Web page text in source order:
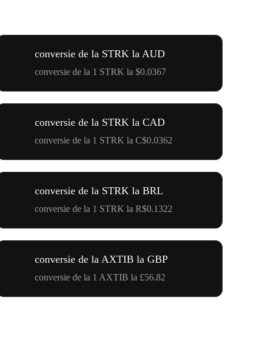
conversie de la STRK la AUD
conversie de la 1 STRK la $0.0367
conversie de la STRK la CAD
conversie de la 1 STRK la C$0.0362
conversie de la STRK la BRL
conversie de la 1 STRK la R$0.1322
conversie de la AXTIB la GBP
conversie de la 1 AXTIB la £56.82